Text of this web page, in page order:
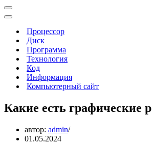
Меню
навигации
Меню
навигацииПроцессор
Диск
Программа
Технология
Код
Информация
Компьютерный сайт
Какие есть графические
автор: admin
01.05.2024